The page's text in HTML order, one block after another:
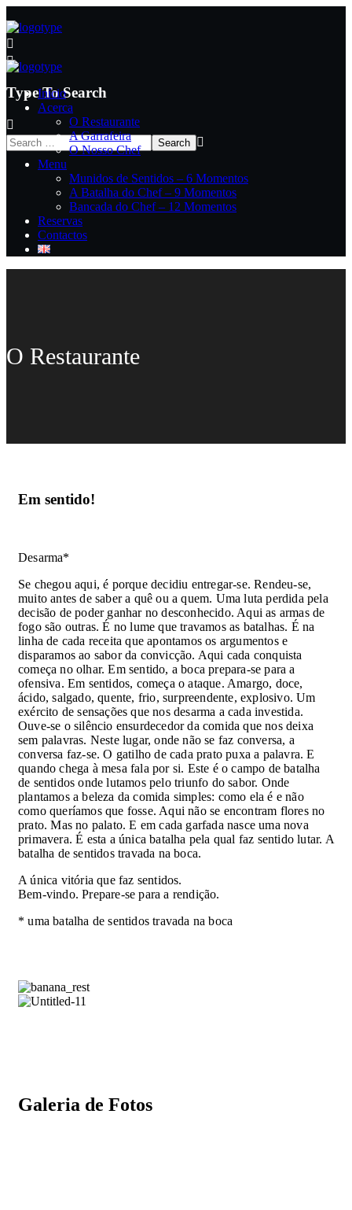
Type To Search
Início
Acerca
O Restaurante
A Garrafeira
O Nosso Chef
Menu
Munidos de Sentidos – 6 Momentos
A Batalha do Chef – 9 Momentos
Bancada do Chef – 12 Momentos
Reservas
Contactos
O Restaurante
Em sentido!
Desarma*
Se chegou aqui, é porque decidiu entregar-se. Rendeu-se,
muito antes de saber a quê ou a quem. Uma luta perdida pela
decisão de poder ganhar no desconhecido. Aqui as armas de
fogo são outras. É no lume que travamos as batalhas. É na
linha de cada receita que apontamos os argumentos e
disparamos ao sabor da convicção. Aqui cada conquista
começa no olhar. Em sentido, a boca prepara-se para a
ofensiva. Em sentidos, começa o ataque. Amargo, doce,
ácido, salgado, quente, frio, surpreendente, explosivo. Um
exército de sensações que nos desarma a cada investida.
Ouve-se o silêncio ensurdecedor da comida que nos deixa
sem palavras. Neste lugar, onde não se faz conversa, a
conversa faz-se. O gatilho de cada prato puxa a palavra. E
quando chega à mesa fala por si. Este é o campo de batalha
de sentidos onde lutamos pelo triunfo do sabor. Onde
plantamos a beleza da comida simples: como ela é e não
como queríamos que fosse. Aqui não se encontram flores no
prato. Mas no palato. E em cada garfada nasce uma nova
primavera. É esta a única batalha pela qual faz sentido lutar. A
batalha de sentidos travada na boca.
A única vitória que faz sentidos.
Bem-vindo. Prepare-se para a rendição.
* uma batalha de sentidos travada na boca
Galeria de Fotos